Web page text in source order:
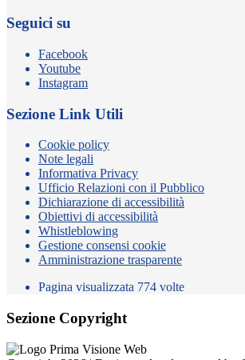
Seguici su
Facebook
Youtube
Instagram
Sezione Link Utili
Cookie policy
Note legali
Informativa Privacy
Ufficio Relazioni con il Pubblico
Dichiarazione di accessibilità
Obiettivi di accessibilità
Whistleblowing
Gestione consensi cookie
Amministrazione trasparente
Pagina visualizzata 774 volte
Sezione Copyright